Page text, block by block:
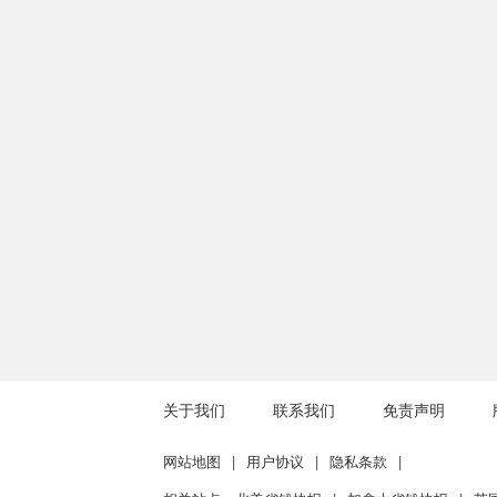
关于我们 联系我们 免责声明
网站地图 | 用户协议 | 隐私条款
|